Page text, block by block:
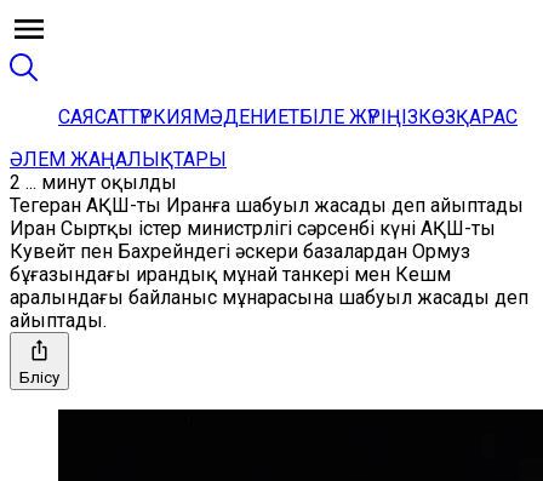
САЯСАТТҮРКИЯМӘДЕНИЕТБІЛЕ ЖҮРІҢІЗКӨЗҚАРАС
ӘЛЕМ ЖАҢАЛЫҚТАРЫ
2 ... минут оқылды
Тегеран АҚШ-ты Иранға шабуыл жасады деп айыптады
Иран Сыртқы істер министрлігі сәрсенбі күні АҚШ-ты
Кувейт пен Бахрейндегі әскери базалардан Ормуз
бұғазындағы ирандық мұнай танкері мен Кешм
аралындағы байланыс мұнарасына шабуыл жасады деп
айыптады.
Бөлісу